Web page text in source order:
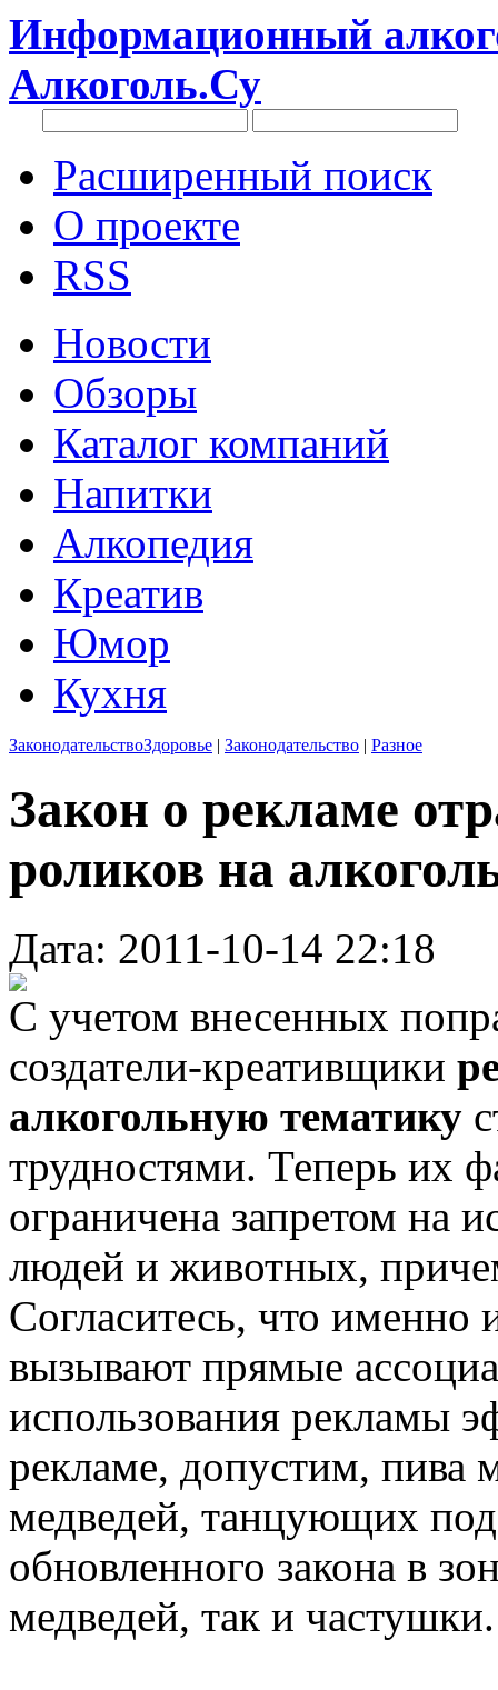
Информационный
Алкоголь.Су
Расширенный поиск
О проекте
RSS
Новости
Обзоры
Каталог компаний
Напитки
Алкопедия
Креатив
Юмор
Кухня
ЗаконодательствоЗдоровье | Законодательство | Разное
Закон о рекламе
роликов на
Дата: 2011-10-14 22:18
С учетом внесенных
создатели-креативщики
алкогольную тематику
трудностями. Теперь их
ограничена запретом на
людей и животных,
Согласитесь, что именно
вызывают прямые
использования рекламы
рекламе, допустим, пива
медведей, танцующих
обновленного закона в
медведей, так и частушки.